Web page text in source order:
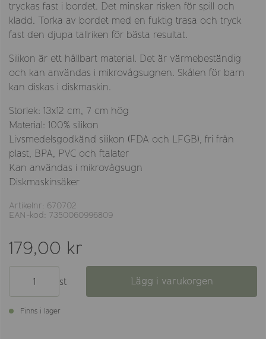
tryckas fast i bordet. Det minskar risken för spill och
kladd. Torka av bordet med en fuktig trasa och tryck
fast den djupa tallriken för bästa resultat.
Silikon är ett hållbart material. Det är värmebeständig
och kan användas i mikrovågsugnen. Skålen för barn
kan diskas i diskmaskin.
Storlek: 13x12 cm, 7 cm hög
Material: 100% silikon
Livsmedelsgodkänd silikon (FDA och LFGB), fri från
plast, BPA, PVC och ftalater
Kan användas i mikrovågsugn
Diskmaskinsäker
Artikelnr: 670702
EAN-kod: 7350060996809
179,00 kr
st Lägg i varukorgen
Finns i lager